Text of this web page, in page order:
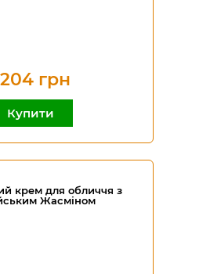
204 грн
Купити
крем для обличчя з
Жасміном